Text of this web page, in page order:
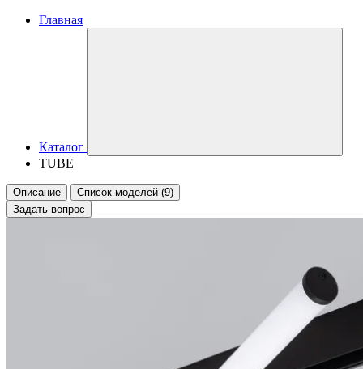
Главная
Каталог
TUBE
Описание
Список моделей (9)
Задать вопрос